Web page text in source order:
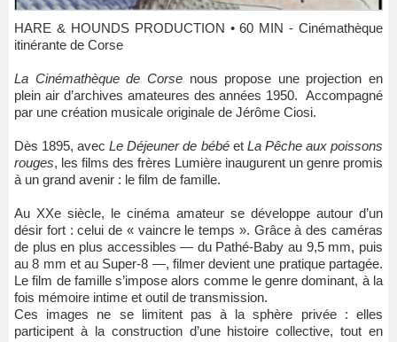
HARE & HOUNDS PRODUCTION • 60 MIN - Cinémathèque
itinérante de Corse
La Cinémathèque de Corsenous propose une projection en
plein air d’archives amateures des années 1950. Accompagné
par une création musicale originale de Jérôme Ciosi.
Dès 1895, avecLe Déjeuner de bébé et La Pêche aux poissons
rouges, les films des frères Lumière inaugurent un genre promis
à un grand avenir : le film de famille.
Au XXe siècle, le cinéma amateur se développe autour d’un
désir fort : celui de « vaincre le temps ». Grâce à des caméras
de plus en plus accessibles — du Pathé-Baby au 9,5 mm, puis
au 8 mm et au Super-8 —, filmer devient une pratique partagée.
Le film de famille s’impose alors comme le genre dominant, à la
fois mémoire intime et outil de transmission.
Ces images ne se limitent pas à la sphère privée : elles
participent à la construction d’une histoire collective, tout en